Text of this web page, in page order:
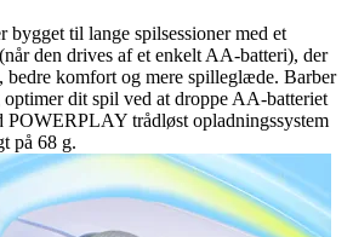
til lange spilsessioner med et
den drives af et enkelt AA-batteri), der
bedre komfort og mere spilleglæde. Barber
dit spil ved at droppe AA-batteriet
POWERPLAY trådløst opladningssystem
på 68 g.